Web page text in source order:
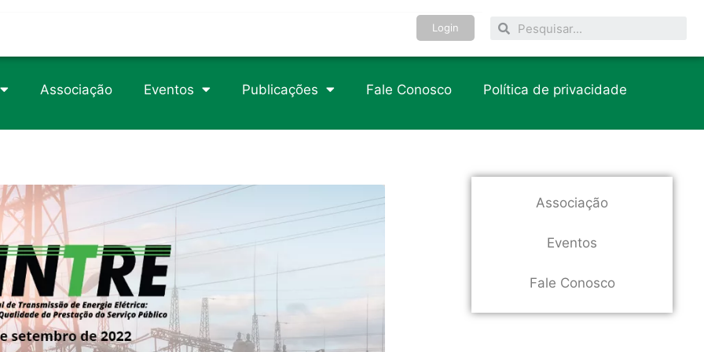
2/718/2840746
Login
Associação Eventos Publicações Fale Conosco Política de privacidade
Associação
Eventos
Fale Conosco